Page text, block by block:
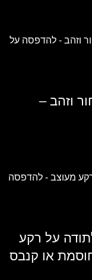
וזהב –
על רקע
או קנבס